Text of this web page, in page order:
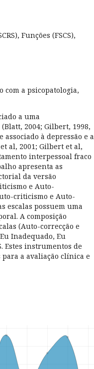
Funções (FSCS),
com a psicopatologia,
a uma
2004; Gilbert, 1998,
à depressão e a
al, 2001; Gilbert et al,
interpessoal fraco
apresenta as
da versão
e Auto-
criticismo e Auto-
escalas possuem uma
A composição
(Auto-correcção e
Inadequado, Eu
Estes instrumentos de
a avaliação clínica e